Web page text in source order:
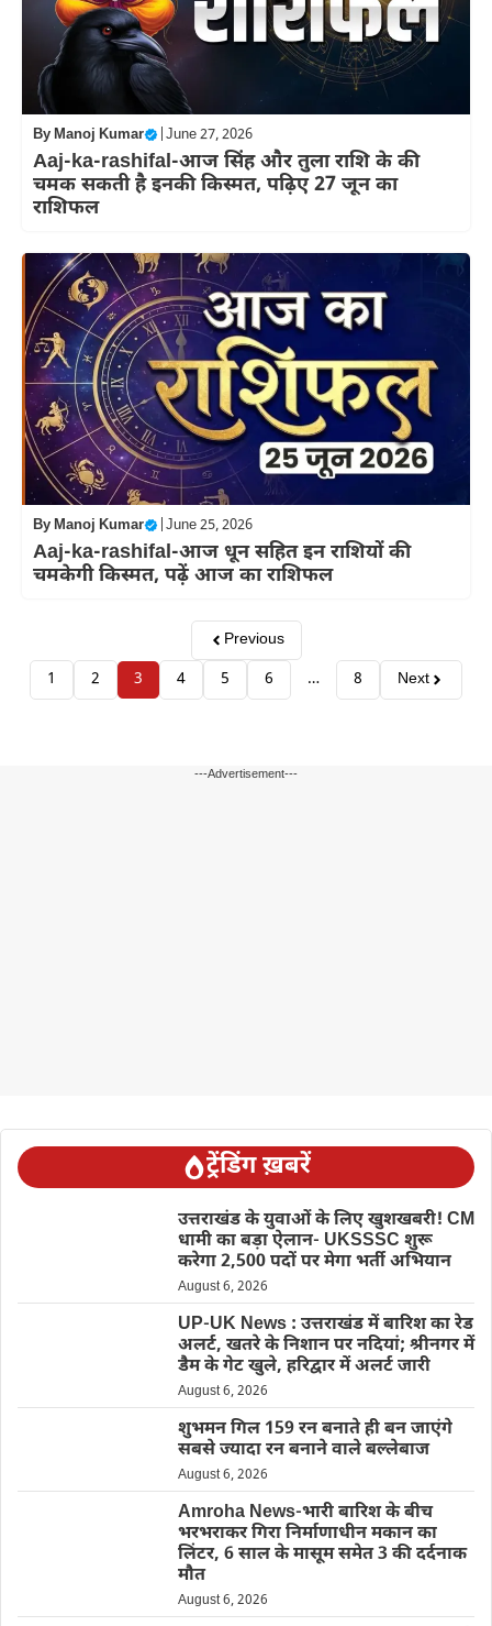
ByManoj Kumar June 27, 2026
Aaj-ka-rashifal-आज सिंह और तुला राशि के की
चमक सकती है इनकी किस्मत, पढ़िए 27 जून का
राशिफल
ByManoj Kumar June 25, 2026
Aaj-ka-rashifal-आज धून सहित इन राशियों की
चमकेगी किस्मत, पढ़ें आज का राशिफल
Previous
1
2 3 4 5 6 … 8 Next
---Advertisement---
ट्रेंडिंग ख़बरें
उत्तराखंड के युवाओं के लिए खुशखबरी! CM
धामी का बड़ा ऐलान- UKSSSC शुरू
करेगा 2,500 पदों पर मेगा भर्ती अभियान
August 6, 2026
UP-UK News : उत्तराखंड में बारिश का रेड
अलर्ट, खतरे के निशान पर नदियां; श्रीनगर में
डैम के गेट खुले, हरिद्वार में अलर्ट जारी
August 6, 2026
शुभमन गिल 159 रन बनाते ही बन जाएंगे
सबसे ज्यादा रन बनाने वाले बल्लेबाज
August 6, 2026
Amroha News-भारी बारिश के बीच
भरभराकर गिरा निर्माणाधीन मकान का
लिंटर, 6 साल के मासूम समेत 3 की दर्दनाक
मौत
August 6, 2026